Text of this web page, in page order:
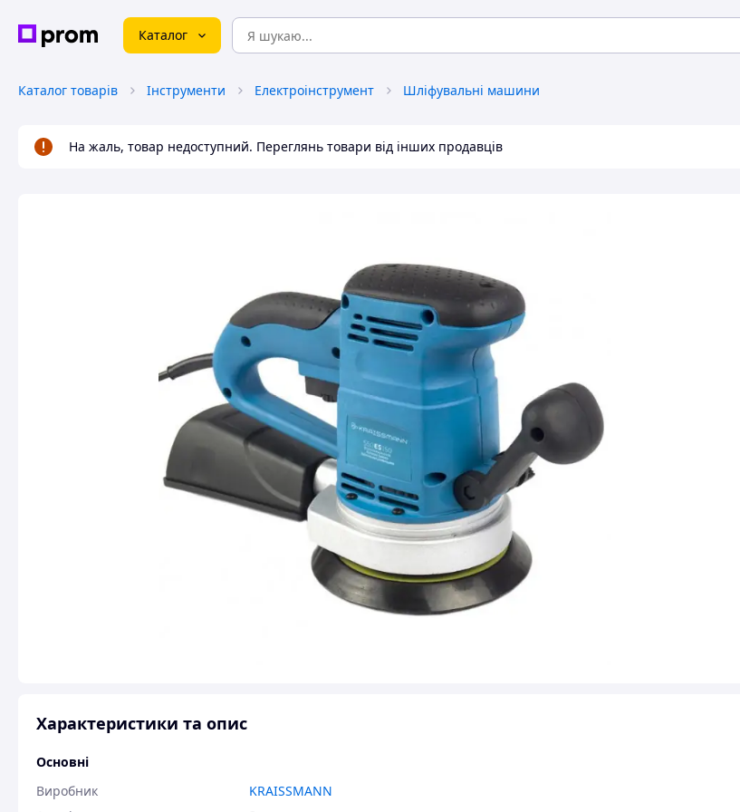
Каталог
Каталог товарів Інструменти Електроінструмент Шліфувальні машини
На жаль, товар недоступний. Переглянь товари від інших продавців
Характеристики та опис
Основні
Виробник
KRAISSMANN